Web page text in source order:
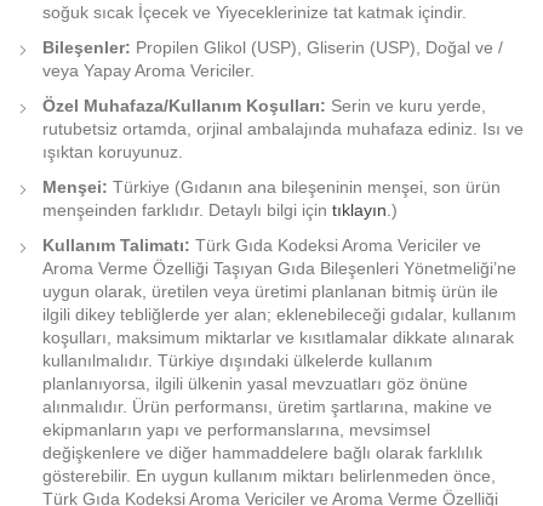
soğuk sıcak İçecek ve Yiyeceklerinize tat katmak içindir.
Bileşenler: Propilen Glikol (USP), Gliserin (USP), Doğal ve /
veya Yapay Aroma Vericiler.
Özel Muhafaza/Kullanım Koşulları: Serin ve kuru yerde,
rutubetsiz ortamda, orjinal ambalajında muhafaza ediniz. Isı ve
ışıktan koruyunuz.
Menşei: Türkiye (Gıdanın ana bileşeninin menşei, son ürün
menşeinden farklıdır. Detaylı bilgi için tıklayın .)
Kullanım Talimatı: Türk Gıda Kodeksi Aroma Vericiler ve
Aroma Verme Özelliği Taşıyan Gıda Bileşenleri Yönetmeliği’ne
uygun olarak, üretilen veya üretimi planlanan bitmiş ürün ile
ilgili dikey tebliğlerde yer alan; eklenebileceği gıdalar, kullanım
koşulları, maksimum miktarlar ve kısıtlamalar dikkate alınarak
kullanılmalıdır. Türkiye dışındaki ülkelerde kullanım
planlanıyorsa, ilgili ülkenin yasal mevzuatları göz önüne
alınmalıdır. Ürün performansı, üretim şartlarına, makine ve
ekipmanların yapı ve performanslarına, mevsimsel
değişkenlere ve diğer hammaddelere bağlı olarak farklılık
gösterebilir. En uygun kullanım miktarı belirlenmeden önce,
Türk Gıda Kodeksi Aroma Vericiler ve Aroma Verme Özelliği